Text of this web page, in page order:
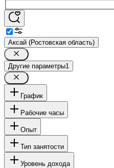
Аксай (Ростовская область)
Другие параметры1
График
Рабочие часы
Опыт
Тип занятости
Уровень дохода